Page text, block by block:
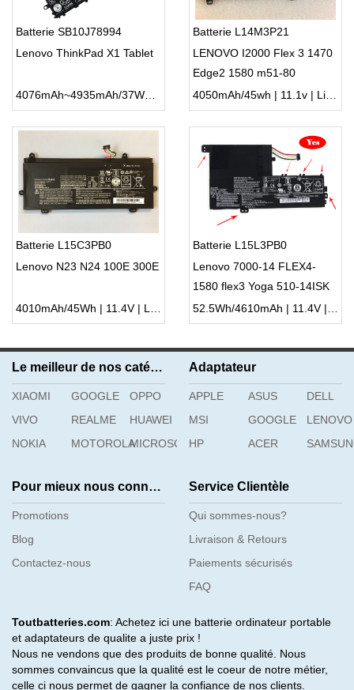
Batterie SB10J78994
Lenovo ThinkPad X1 Tablet
4076mAh~4935mAh/37Wh | 7.64V/7.5V | Li-ion ...
Batterie L14M3P21
LENOVO I2000 Flex 3 1470
Edge2 1580 m51-80
4050mAh/45wh | 11.1v | Li-ion ...
Batterie L15C3PB0
Lenovo N23 N24 100E 300E
4010mAh/45Wh | 11.4V | Li-ion ...
Batterie L15L3PB0
Lenovo 7000-14 FLEX4-
1580 flex3 Yoga 510-14ISK
52.5Wh/4610mAh | 11.4V | Li-ion ...
Le meilleur de nos catégories
XIAOMI GOOGLE
OPPO
VIVO
REALME
HUAWEI
NOKIA
MOTOROLAMICROSOFT
Adaptateur
APPLE ASUS
DELL
MSI
GOOGLE
LENOVO
HP
ACER
Pour mieux nous connaître
Promotions
Blog
Contactez-nous
Service Clientèle
Qui sommes-nous?
Livraison & Retours
Paiements sécurisés
FAQ
Toutbatteries.com: Achetez ici une batterie ordinateur portable
et adaptateurs de qualite a juste prix !
Nous ne vendons que des produits de bonne qualité. Nous
sommes convaincus que la qualité est le coeur de notre métier,
celle ci nous permet de gagner la confiance de nos clients.